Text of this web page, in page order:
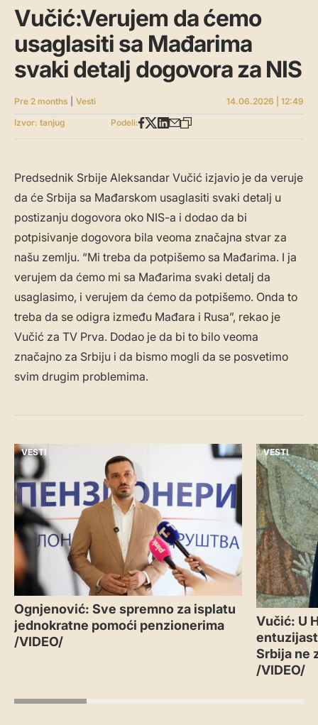
Vučić:Verujem da ćemo
usaglasiti sa Mađarima
svaki detalj dogovora za NIS
Pre 2 months Vesti
14.06.2026 | 12:49
Izvor: tanjug
Podeli:
Predsednik Srbije Aleksandar Vučić izjavio je da veruje
da će Srbija sa Mađarskom usaglasiti svaki detalj u
postizanju dogovora oko NIS-a i dodao da bi
potpisivanje dogovora bila veoma značajna stvar za
našu zemlju. “Mi treba da potpišemo sa Mađarima. I ja
verujem da ćemo mi sa Mađarima svaki detalj da
usaglasimo, i verujem da ćemo da potpišemo. Onda to
treba da se odigra između Mađara i Rusa”, rekao je
Vučić za TV Prva. Dodao je da bi to bilo veoma
značajno za Srbiju i da bismo mogli da se posvetimo
svim drugim problemima.
VESTI
Ognjenović: Sve spremno za isplatu
jednokratne pomoći penzionerima
/VIDEO/
VESTI
Vučić: U
Srbija ne
/VIDEO/